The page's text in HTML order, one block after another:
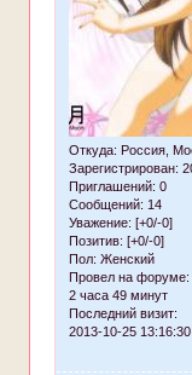
Откуда: Россия,
Зарегистрирован:
Приглашений: 0
Сообщений: 14
Уважение: [+0/-0]
Позитив: [+0/-0]
Пол: Женский
Провел на форуме:
2 часа 49 минут
Последний визит:
2013-10-25 13:16:30